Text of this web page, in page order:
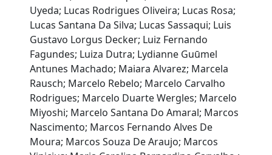
Uyeda; Lucas Rodrigues Oliveira; Lucas Rosa;
Lucas Santana Da Silva; Lucas Sassaqui; Luis
Gustavo Lorgus Decker; Luiz Fernando
Fagundes; Luiza Dutra; Lydianne Guūmel
Antunes Machado; Maiara Alvarez; Marcela
Rausch; Marcelo Rebelo; Marcelo Carvalho
Rodrigues; Marcelo Duarte Wergles; Marcelo
Miyoshi; Marcelo Santana Do Amaral; Marcos
Nascimento; Marcos Fernando Alves De
Moura; Marcos Souza De Araujo; Marcos